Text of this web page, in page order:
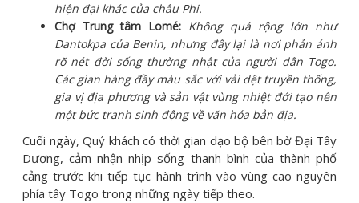
hiện đại khác của châu Phi.
Chợ Trung tâm Lomé: Không quá rộng lớn như
Dantokpa của Benin, nhưng đây lại là nơi phản ánh
rõ nét đời sống thường nhật của người dân Togo.
Các gian hàng đầy màu sắc với vải dệt truyền thống,
gia vị địa phương và sản vật vùng nhiệt đới tạo nên
một bức tranh sinh động về văn hóa bản địa.
Cuối ngày, Quý khách có thời gian dạo bộ bên bờ Đại Tây
Dương, cảm nhận nhịp sống thanh bình của thành phố
cảng trước khi tiếp tục hành trình vào vùng cao nguyên
phía tây Togo trong những ngày tiếp theo.